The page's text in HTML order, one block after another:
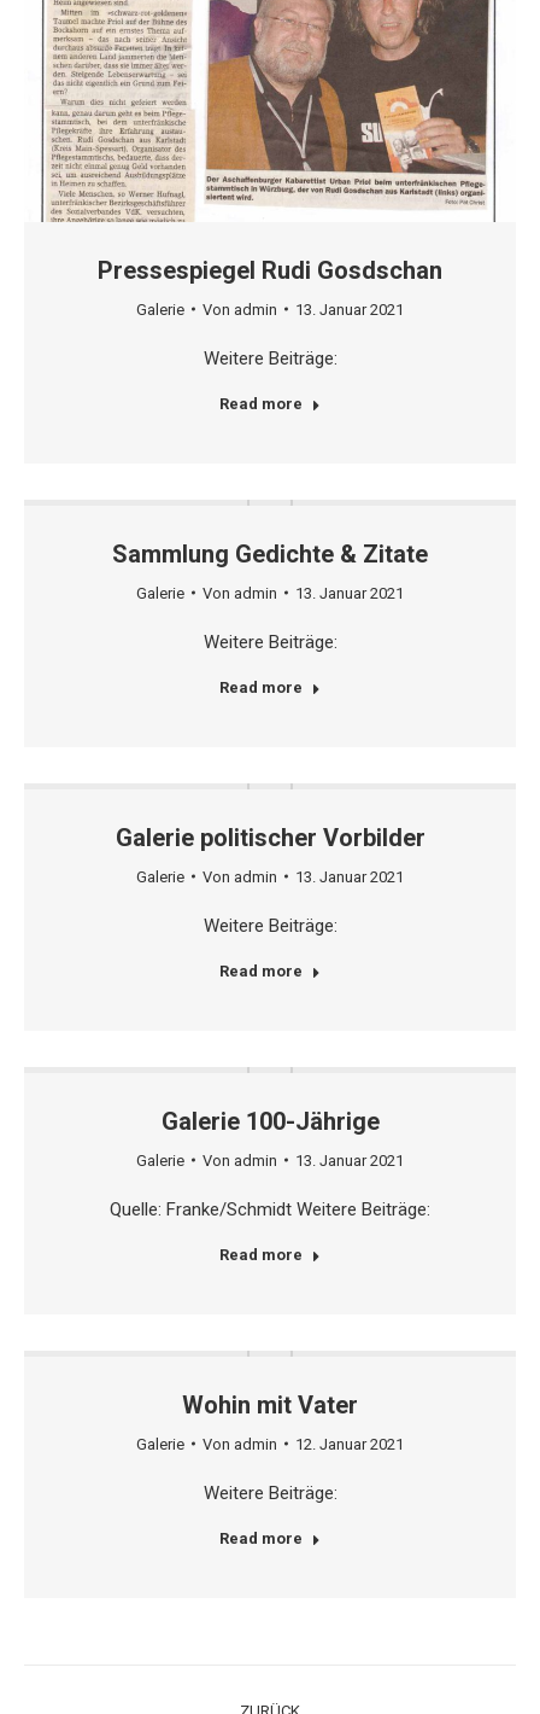
Pressespiegel Rudi Gosdschan
Galerie Von admin 13. Januar 2021
Weitere Beiträge:
Read more
Sammlung Gedichte & Zitate
Galerie Von admin 13. Januar 2021
Weitere Beiträge:
Read more
Galerie politischer Vorbilder
Galerie Von admin 13. Januar 2021
Weitere Beiträge:
Read more
Galerie 100-Jährige
Galerie Von admin 13. Januar 2021
Quelle: Franke/Schmidt Weitere Beiträge:
Read more
Wohin mit Vater
Galerie Von admin 12. Januar 2021
Weitere Beiträge:
Read more